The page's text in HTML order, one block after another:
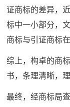
证商标的差异，
标中一小部分，
商标与引证商标
综上，构卓的商
书，条理清晰，
最终，经商标局